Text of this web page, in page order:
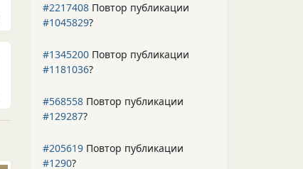
#2217408 Повтор публикации
#1045829?
#1345200 Повтор публикации
#1181036?
#568558 Повтор публикации
#129287?
#205619 Повтор публикации
#1290?